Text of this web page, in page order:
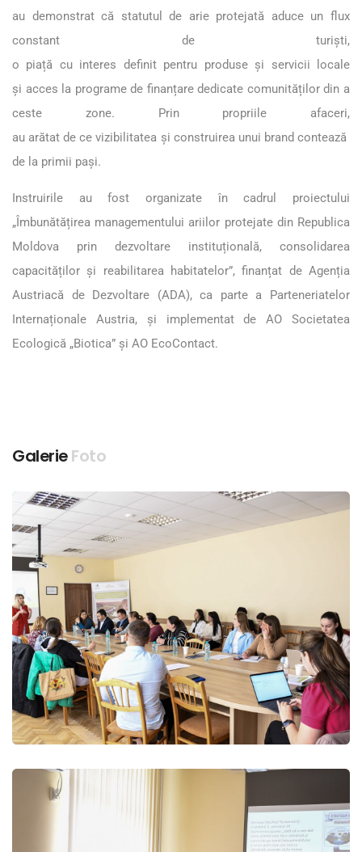
au demonstrat că statutul de arie protejată aduce un flux
constant de turiști,
o piață cu interes definit pentru produse și servicii locale
și acces la programe de finanțare dedicate comunităților din a
ceste zone. Prin propriile afaceri,
au arătat de ce vizibilitatea și construirea unui brand contează
de la primii pași.
Instruirile au fost organizate în cadrul proiectului
„Îmbunătățirea managementului ariilor protejate din Republica
Moldova prin dezvoltare instituțională, consolidarea
capacităților și reabilitarea habitatelor”, finanțat de Agenția
Austriacă de Dezvoltare (ADA), ca parte a Parteneriatelor
Internaționale Austria, și implementat de AO Societatea
Ecologică „Biotica” și AO EcoContact.
GalerieFoto